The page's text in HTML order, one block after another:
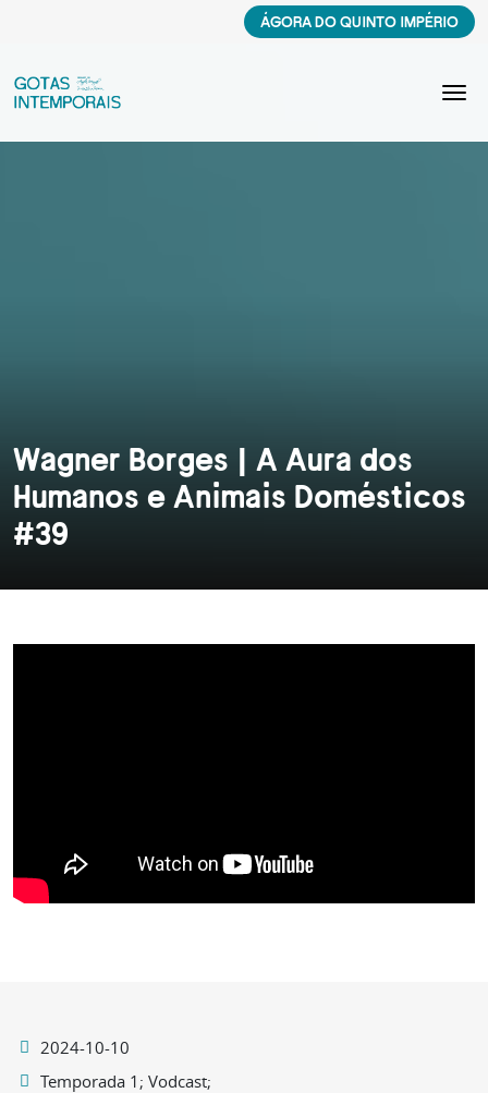
ÁGORA DO QUINTO IMPÉRIO
Wagner Borges | A Aura dos
Humanos e Animais Domésticos
#39
2024-10-10
Temporada 1; Vodcast;